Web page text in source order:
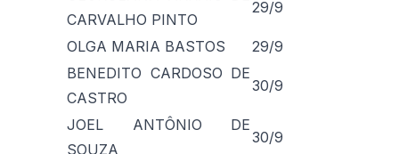
CARVALHO PINTO
29/9
OLGA MARIA BASTOS
29/9
BENEDITO CARDOSO DE
CASTRO
30/9
JOEL ANTÔNIO DE
SOUZA
30/9